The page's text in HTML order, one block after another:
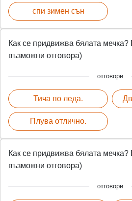
спи зимен сън
Как се придвижва бялата
възможни отговора)
отговори
Тича по леда.
Плува отлично.
Как се придвижва бялата мечка?
възможни отговора)
отговори